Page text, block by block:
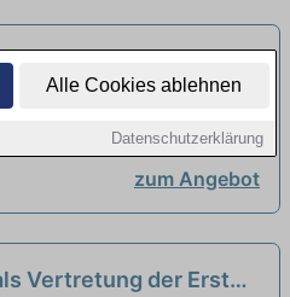
Alle Cookies ablehnen
Datenschutzerklärung
Teilzeit 20 Std. /
w/d) neu
zum Angebot
Vertretung der Ersten